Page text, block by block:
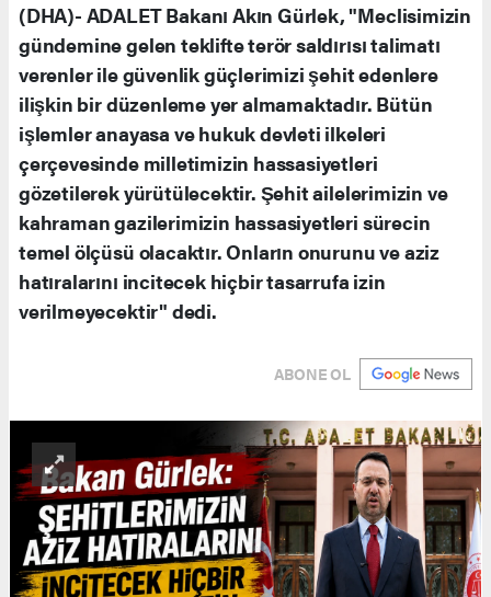
(DHA)- ADALET Bakanı Akın Gürlek, "Meclisimizin
gündemine gelen teklifte terör saldırısı talimatı
verenler ile güvenlik güçlerimizi şehit edenlere
ilişkin bir düzenleme yer almamaktadır. Bütün
işlemler anayasa ve hukuk devleti ilkeleri
çerçevesinde milletimizin hassasiyetleri
gözetilerek yürütülecektir. Şehit ailelerimizin ve
kahraman gazilerimizin hassasiyetleri sürecin
temel ölçüsü olacaktır. Onların onurunu ve aziz
hatıralarını incitecek hiçbir tasarrufa izin
verilmeyecektir" dedi.
ABONE OL